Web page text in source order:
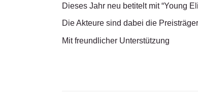
Dieses Jahr neu betitelt mit “Young
Die Akteure sind dabei die
Mit freundlicher Unterstützung